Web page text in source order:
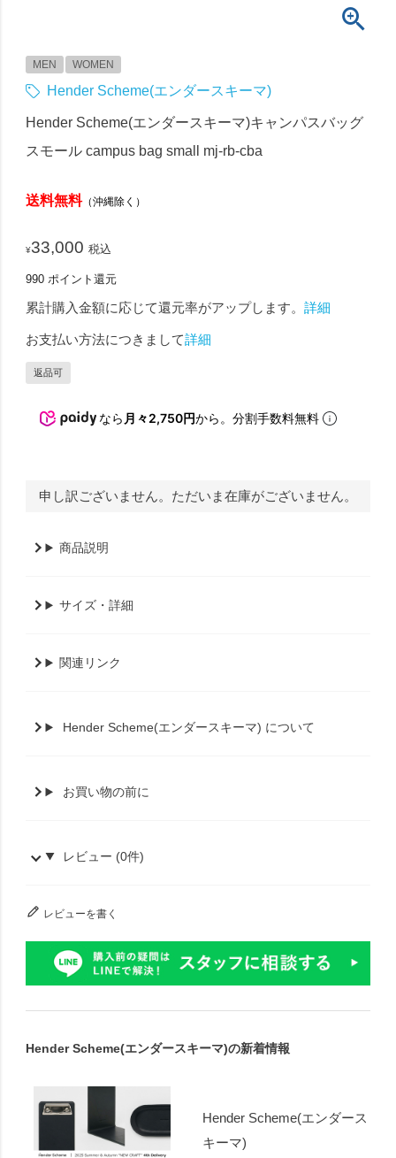
MEN WOMEN
Hender Scheme(エンダースキーマ)
Hender Scheme(エンダースキーマ)キャンパスバッグ
スモール campus bag small mj-rb-cba
送料無料（沖縄除く）
¥33,000 税込
990 ポイント還元
累計購入金額に応じて還元率がアップします。詳細
お支払い方法につきまして詳細
返品可
なら 月々2,750円から。分割手数料無料
申し訳ございません。ただいま在庫がございません。
商品説明
サイズ・詳細
関連リンク
Hender Scheme(エンダースキーマ) について
お買い物の前に
レビュー (0件)
レビューを書く
Hender Scheme(エンダースキーマ)の新着情報
Hender Scheme(エンダース
キーマ)